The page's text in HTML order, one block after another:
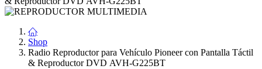
Shop
Radio Reproductor para Vehículo Pioneer con Pantalla Táctil
& Reproductor DVD AVH-G225BT